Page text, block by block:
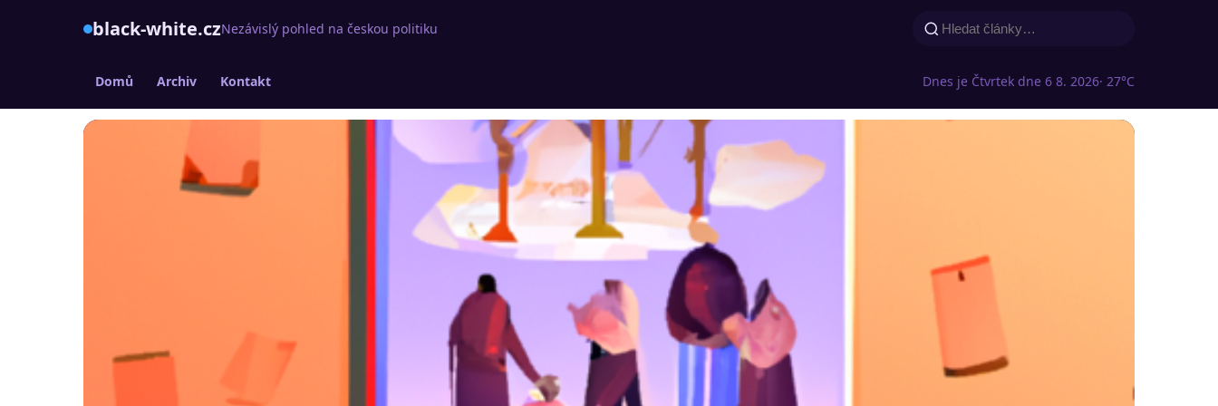
black-white.czNezávislý pohled na českou politiku
Domů Archiv Kontakt Dnes je Čtvrtek dne 6 8. 2026· 27°C